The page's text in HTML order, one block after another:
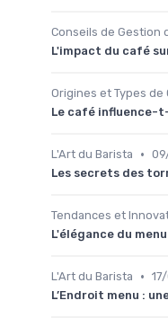
Conseils de Gestion
L'impact du café
Origines et Types de
Le café influence-
L'Art du Barista •
Les secrets des
Tendances et
L'élégance du
L'Art du Barista •
L’Endroit menu :